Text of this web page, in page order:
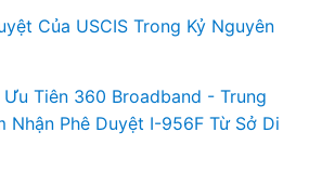
Của USCIS Trong Kỷ Nguyên
Tiên 360 Broadband - Trung
Nhận Phê Duyệt I-956F Từ Sở Di